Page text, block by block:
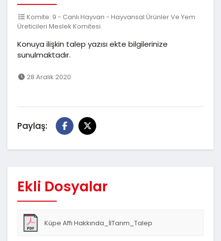
Komite: 9 - Canlı Hayvan - Hayvansal Ürünler Ve Yem
Üreticileri Meslek Komitesi
Konuya ilişkin talep yazısı ekte bilgilerinize
sunulmaktadır.
28 Aralık 2020
Paylaş:
Ekli Dosyalar
Küpe Affı Hakkında_İlTarım_Talep